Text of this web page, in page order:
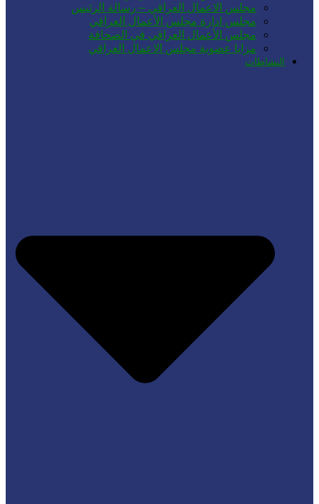
مجلس الاعمال العراقي – رسالة الرئيس
مجلس ادارة مجلس الأعمال العراقي
مجلس الأعمال العراقي في الصحافة
مزايا عضوية مجلس الاعمال العراقي
النشاطات